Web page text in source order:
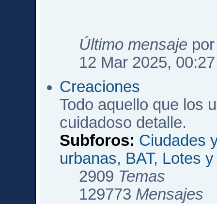
Último mensaje
12 Mar 2025, 00:27
Creaciones
Todo aquello que los
cuidadoso detalle.
Subforos: Ciudades
urbanas, BAT, Lotes
2909 Temas
129773 Mensajes